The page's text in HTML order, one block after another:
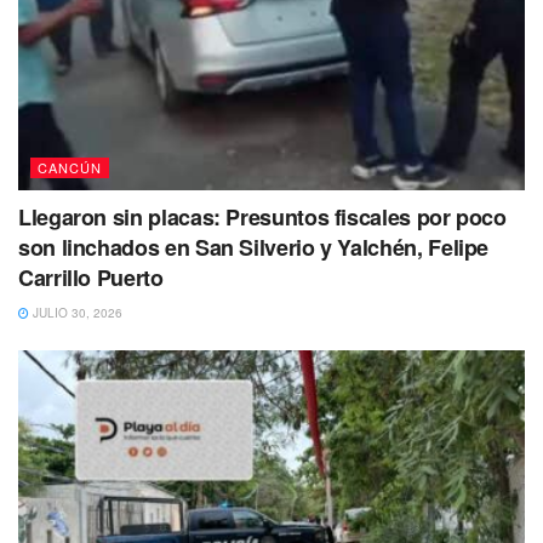
de ser levantado con una grúa para ser llevado al corralón.
Ahora, las tres personas ya se encuentran a disposición de
la Fiscalía General del Estado quien se encargará de
determinar su situación jurídica.
CANCÚN
Llegaron sin placas: Presuntos fiscales por poco
son linchados en San Silverio y Yalchén, Felipe
Carrillo Puerto
JULIO 30, 2026